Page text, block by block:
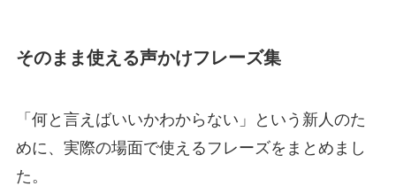
そのまま使える声かけフレーズ集
「何と言えばいいかわからない」という新人のた
めに、実際の場面で使えるフレーズをまとめまし
た。